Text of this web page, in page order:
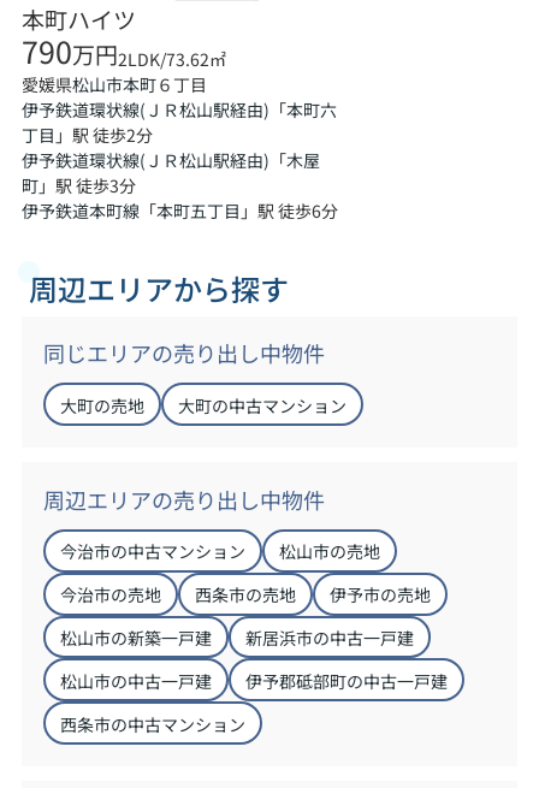
本町ハイツ
790万円2LDK/73.62㎡
愛媛県松山市本町６丁目
伊予鉄道環状線(ＪＲ松山駅経由) 「本町六
丁目 」駅 徒歩2分
伊予鉄道環状線(ＪＲ松山駅経由) 「木屋
町」駅 徒歩3分
伊予鉄道本町線 「本町五丁目 」駅 徒歩6分
周辺エリアから探す
同じエリアの売り出し中物件
大町の売地 大町の中古マンション
周辺エリアの売り出し中物件
今治市の中古マンション
松山市の売地
今治市の売地
西条市の売地
伊予市の売地
松山市の新築一戸建
新居浜市の中古一戸建
松山市の中古一戸建
伊予郡砥部町の中古一戸建
西条市の中古マンション